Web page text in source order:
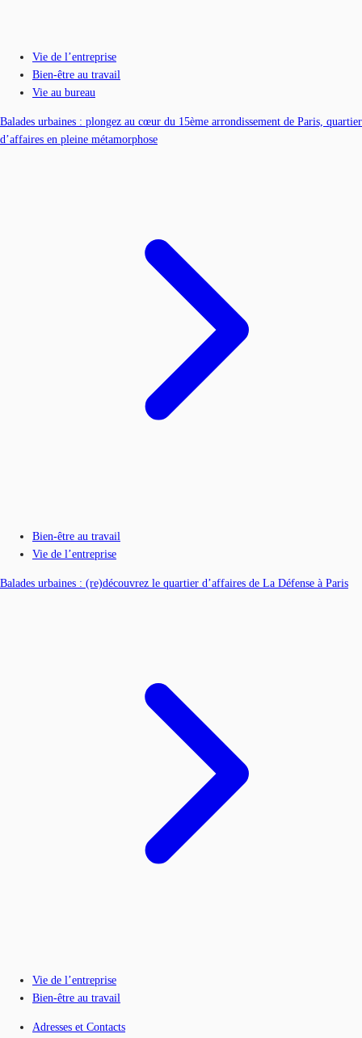
Vie de l’entreprise
Bien-être au travail
Vie au bureau
Balades urbaines : plongez au cœur du 15ème arrondissement de Paris, quartier
d’affaires en pleine métamorphose
Bien-être au travail
Vie de l’entreprise
Balades urbaines : (re)découvrez le quartier d’affaires de La Défense à Paris
Vie de l’entreprise
Bien-être au travail
Adresses et Contacts